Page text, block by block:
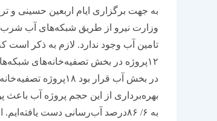
وزارت نیرو از طریق شبکه‌‌‌های آب شرب